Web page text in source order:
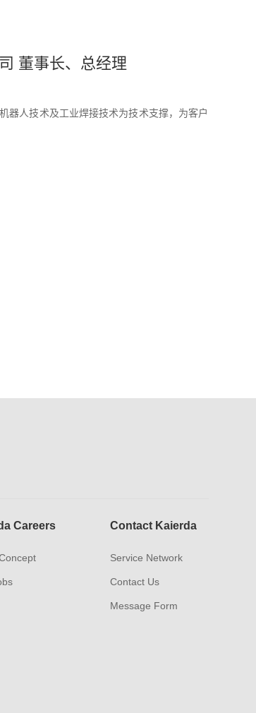
董事长、总经理
器人技术及工业焊接技术为技术支撑，为客户
Careers Contact Kaierda
Service Network
Contact Us
Message Form